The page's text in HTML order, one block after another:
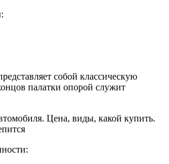
собой классическую
палатки опорой служит